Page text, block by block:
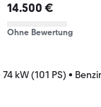
14.500 €
Ohne Bewertung
74 kW (101 PS) •